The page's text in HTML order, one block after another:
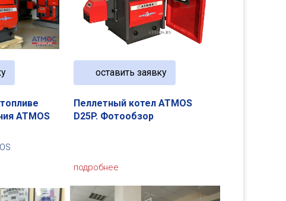
ATMOS
Пеллетный котел ATMOS
D25P. Фотообзор
подробнее
оставить заявку